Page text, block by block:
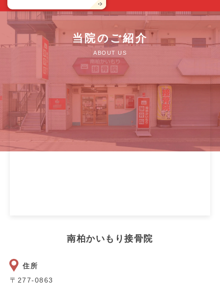
当院のご紹介
ABOUT US
南柏かいもり接骨院
住所
〒277-0863